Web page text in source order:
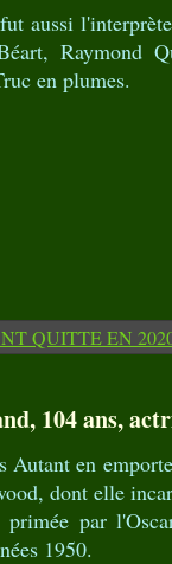
aussi
Raymond
en plumes.
104 ans,
Autant en
dont elle
par
1950.